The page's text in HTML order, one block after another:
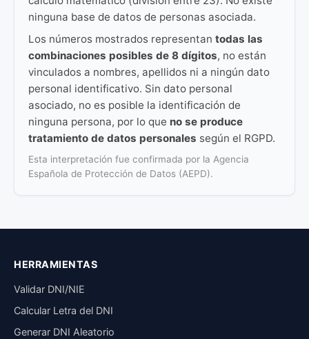
ninguna base de datos de personas asociada.
Los números mostrados representan todas las
combinaciones posibles de 8 dígitos, no están
vinculados a nombres, apellidos ni a ningún dato
personal identificativo. Sin dato personal
asociado, no es posible la identificación de
ninguna persona, por lo que no se produce
tratamiento de datos personales según el RGPD.
Esta interpretación fue confirmada por la Agencia
Española de Protección de Datos (AEPD).
HERRAMIENTAS
Validar DNI/NIE
Calcular Letra del DNI
Generar DNI Aleatorio